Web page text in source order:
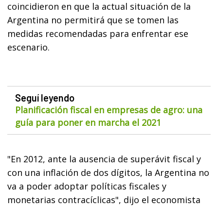
coincidieron en que la actual situación de la
Argentina no permitirá que se tomen las
medidas recomendadas para enfrentar ese
escenario.
Seguí leyendo
Planificación fiscal en empresas de agro: una
guía para poner en marcha el 2021
"En 2012, ante la ausencia de superávit fiscal y
con una inflación de dos dígitos, la Argentina no
va a poder adoptar políticas fiscales y
monetarias contracíclicas", dijo el economista